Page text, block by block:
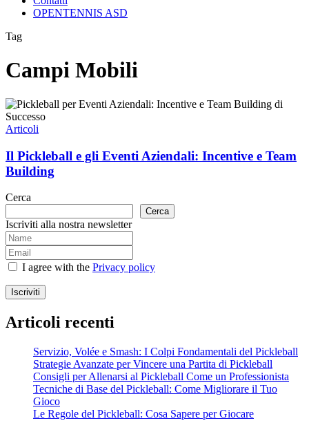
OPENTENNIS ASD
Tag
Campi Mobili
Il
Pickleball
e
Eventi
Aziendali:
Incentive
Team
Building
Articoli
Il Pickleball e gli Eventi Aziendali: Incentive e Team
Building
Cerca
Cerca
Iscriviti alla nostra newsletter
I agree with the Privacy policy
Iscriviti
Articoli recenti
Servizio, Volée e Smash: I Colpi Fondamentali del Pickleball
Strategie Avanzate per Vincere una Partita di Pickleball
Consigli per Allenarsi al Pickleball Come un Professionista
Tecniche di Base del Pickleball: Come Migliorare il Tuo
Gioco
Le Regole del Pickleball: Cosa Sapere per Giocare